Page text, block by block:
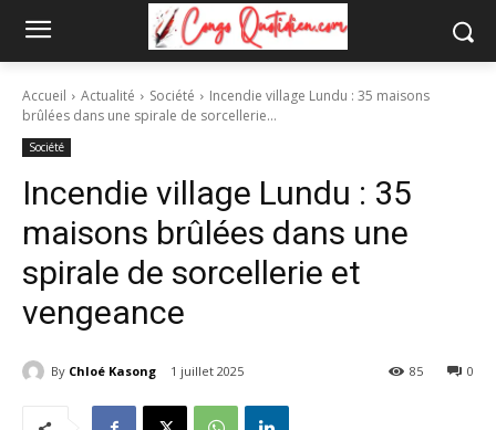
Accueil Actualité Société
Incendie village Lundu : 35 maisons
brûlées dans une spirale de sorcellerie...
Société
Incendie village Lundu : 35
maisons brûlées dans une
spirale de sorcellerie et
vengeance
By Chloé Kasong 1 juillet 2025 0
85